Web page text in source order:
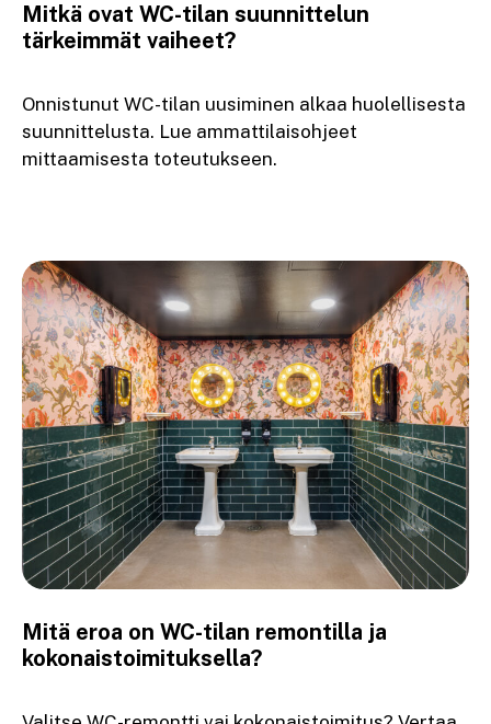
Mitkä ovat WC-tilan suunnittelun
tärkeimmät vaiheet?
Onnistunut WC-tilan uusiminen alkaa huolellisesta
suunnittelusta. Lue ammattilaisohjeet
mittaamisesta toteutukseen.
Mitä eroa on WC-tilan remontilla ja
kokonaistoimituksella?